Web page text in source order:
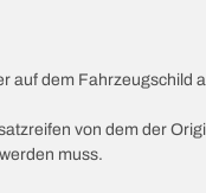
auf dem Fahrzeugschild
von dem der
muss.